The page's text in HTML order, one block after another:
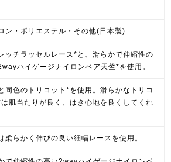
ン・ポリエステル・その他(日本製)
ッチラッセルレース*と、滑らかで伸縮性の
ハイゲージナイロンベア天竺*を使用。
同色のトリコット*を使用。滑らかなトリコ
は肌当たりが良く、はき心地を良くしてくれ
柔らかく伸びの良い細幅レースを使用。